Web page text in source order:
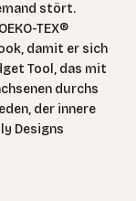
stört.
TEX®
damit er sich
Tool, das mit
durchs
der innere
Designs